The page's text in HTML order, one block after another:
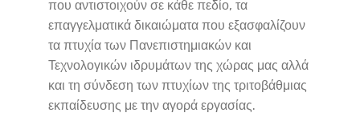
που αντιστοιχούν σε κάθε πεδίο, τα
επαγγελματικά δικαιώματα που εξασφαλίζουν
τα πτυχία των Πανεπιστημιακών και
Τεχνολογικών ιδρυμάτων της χώρας μας αλλά
και τη σύνδεση των πτυχίων της τριτοβάθμιας
εκπαίδευσης με την αγορά εργασίας.